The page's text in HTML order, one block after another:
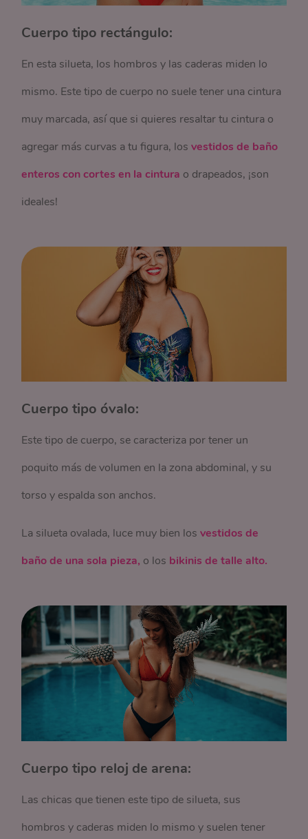
Cuerpo tipo rectángulo:
En esta silueta, los hombros y las caderas miden lo
mismo. Este tipo de cuerpo no suele tener una cintura
muy marcada, así que si quieres resaltar tu cintura o
agregar más curvas a tu figura, losvestidos de baño
enteros con cortes en la cintura o drapeados, ¡son
ideales!
Cuerpo tipo óvalo:
Este tipo de cuerpo, se caracteriza por tener un
poquito más de volumen en la zona abdominal, y su
torso y espalda son anchos.
La silueta ovalada, luce muy bien losvestidos de
baño de una sola pieza, o los bikinis de talle alto.
Cuerpo tipo reloj de arena:
Las chicas que tienen este tipo de silueta, sus
hombros y caderas miden lo mismo y suelen tener